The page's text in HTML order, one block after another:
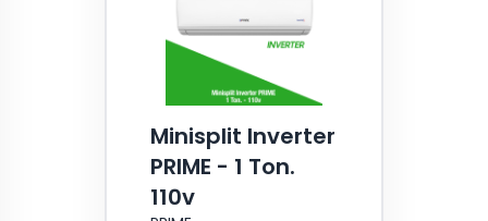
Minisplit Inverter
PRIME - 1 Ton.
110v